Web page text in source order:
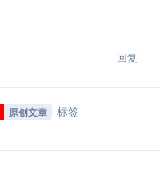
回复
原创文章 标签